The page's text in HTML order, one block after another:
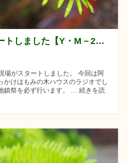
新しい現場がスタートしました【Y・M－2様の様子】
場がスタートしました。 今回は阿
かけはもみの木ハウスのラジオでし
鎮祭を必ず行います。 ... 続きを読